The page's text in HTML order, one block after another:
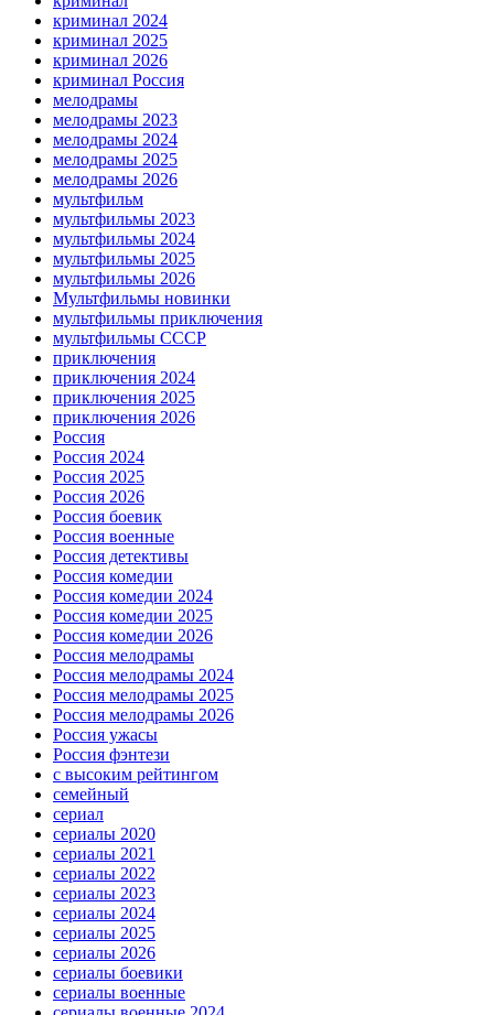
криминал 2024
криминал 2025
криминал 2026
криминал Россия
мелодрамы
мелодрамы 2023
мелодрамы 2024
мелодрамы 2025
мелодрамы 2026
мультфильм
мультфильмы 2023
мультфильмы 2024
мультфильмы 2025
мультфильмы 2026
Мультфильмы новинки
мультфильмы приключения
мультфильмы СССР
приключения
приключения 2024
приключения 2025
приключения 2026
Россия
Россия 2024
Россия 2025
Россия 2026
Россия боевик
Россия военные
Россия детективы
Россия комедии
Россия комедии 2024
Россия комедии 2025
Россия комедии 2026
Россия мелодрамы
Россия мелодрамы 2024
Россия мелодрамы 2025
Россия мелодрамы 2026
Россия ужасы
Россия фэнтези
с высоким рейтингом
семейный
сериал
сериалы 2020
сериалы 2021
сериалы 2022
сериалы 2023
сериалы 2024
сериалы 2025
сериалы 2026
сериалы боевики
сериалы военные